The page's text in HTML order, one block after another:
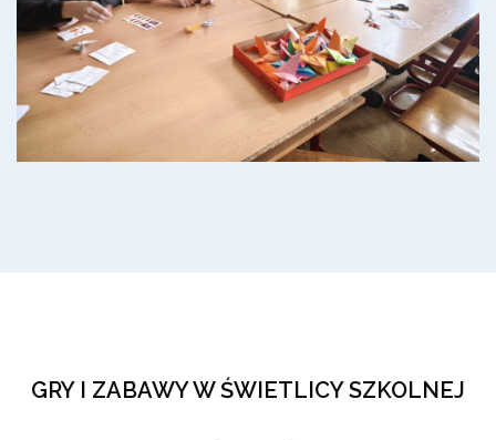
GRY I ZABAWY W ŚWIETLICY SZKOLNEJ